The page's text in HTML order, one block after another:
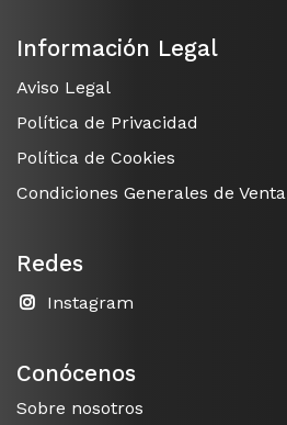
Información Legal
Aviso Legal
Política de Privacidad
Política de Cookies
Condiciones Generales de Venta
Redes
Instagram
Conócenos
Sobre nosotros